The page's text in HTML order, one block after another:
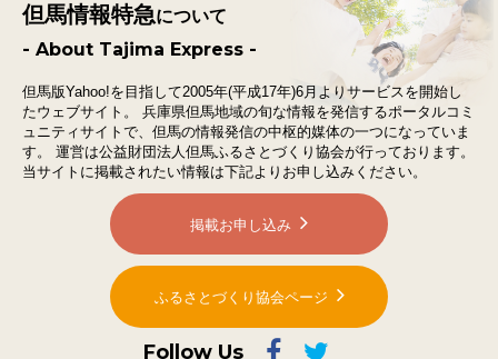
但馬情報特急について
- About Tajima Express -
但馬版Yahoo!を目指して2005年(平成17年)6月よりサービスを開始し
たウェブサイト。
兵庫県但馬地域の旬な情報を発信するポータルコミ
ュニティサイトで、 但馬の情報発信の中枢的媒体の一つになっていま
す。
運営は公益財団法人但馬ふるさとづくり協会が行っております。
当サイトに掲載されたい情報は下記よりお申し込みください。
掲載お申し込み
ふるさとづくり協会ページ
Follow Us